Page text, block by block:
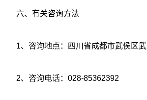
六、有关咨询方法
1、咨询地点：四川省成都市武侯区
2、咨询电话：028-85362392